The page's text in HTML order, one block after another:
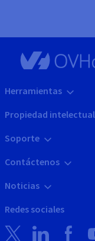
Herramientas
Propiedad intelectual
Soporte
Contáctenos
Noticias
Redes sociales